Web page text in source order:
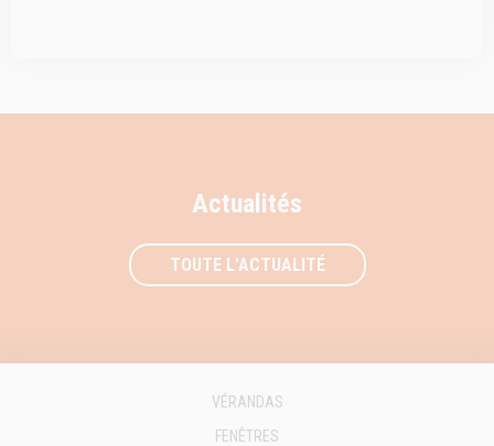
Actualités
TOUTE L'ACTUALITÉ
VÉRANDAS
FENÊTRES